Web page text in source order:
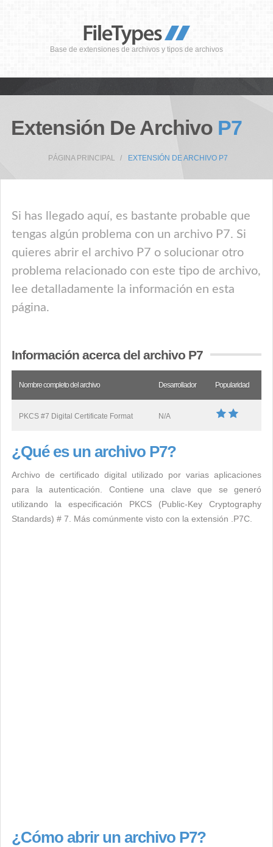
Base de extensiones de archivos y tipos de archivos
Extensión De Archivo P7
PÁGINA PRINCIPAL EXTENSIÓN DE ARCHIVO P7
Si has llegado aquí, es bastante probable que
tengas algún problema con un archivo P7. Si
quieres abrir el archivo P7 o solucionar otro
problema relacionado con este tipo de archivo,
lee detalladamente la información en esta
página.
Información acerca del archivo P7
Nombre completo del archivo Desarrollador Popularidad
PKCS #7 Digital Certificate Format N/A
¿Qué es un archivo P7?
Archivo de certificado digital utilizado por varias aplicaciones
para la autenticación. Contiene una clave que se generó
utilizando la especificación PKCS (Public-Key Cryptography
Standards) # 7. Más comúnmente visto con la extensión .P7C.
¿Cómo abrir un archivo P7?